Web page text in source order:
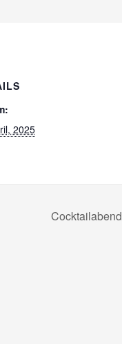
2025
Cocktailabend